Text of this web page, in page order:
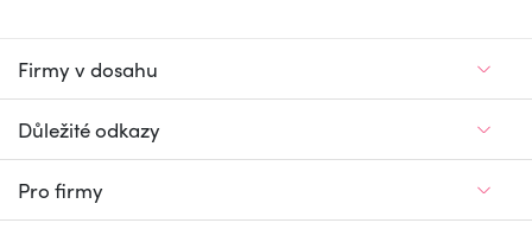
Firmy v dosahu
Důležité odkazy
Pro firmy